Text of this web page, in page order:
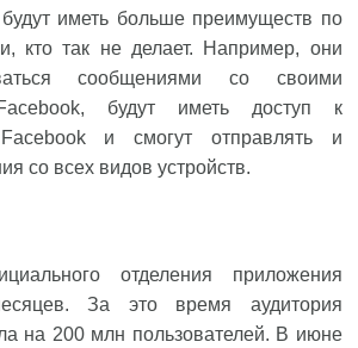
иметь больше преимуществ по
кто так не делает. Например, они
сообщениями со своими
будут иметь доступ к
и смогут отправлять и
со всех видов устройств.
отделения приложения
За это время аудитория
на 200 млн пользователей. В июне